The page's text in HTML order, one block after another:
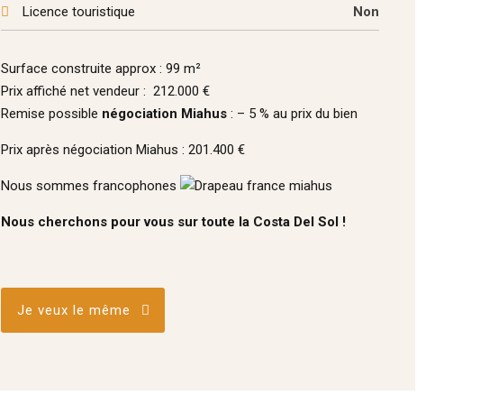
Licence touristique Non
Surface construite approx : 99 m²
Prix affiché net vendeur : 212.000 €
Remise possible négociation Miahus : – 5 % au prix du bien
Prix après négociation Miahus : 201.400 €
Nous sommes francophones
Nous cherchons pour vous sur toute la Costa Del Sol !
Je veux le même